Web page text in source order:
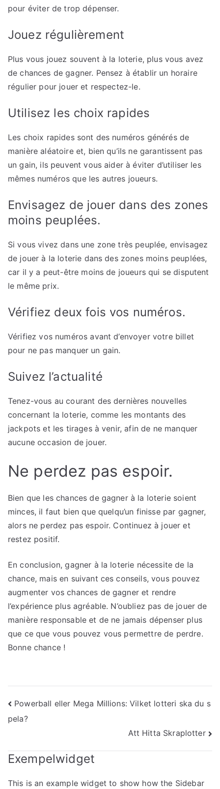
pour éviter de trop dépenser.
Jouez régulièrement
Plus vous jouez souvent à la loterie, plus vous avez
de chances de gagner. Pensez à établir un horaire
régulier pour jouer et respectez-le.
Utilisez les choix rapides
Les choix rapides sont des numéros générés de
manière aléatoire et, bien qu’ils ne garantissent pas
un gain, ils peuvent vous aider à éviter d’utiliser les
mêmes numéros que les autres joueurs.
Envisagez de jouer dans des zones
moins peuplées.
Si vous vivez dans une zone très peuplée, envisagez
de jouer à la loterie dans des zones moins peuplées,
car il y a peut-être moins de joueurs qui se disputent
le même prix.
Vérifiez deux fois vos numéros.
Vérifiez vos numéros avant d’envoyer votre billet
pour ne pas manquer un gain.
Suivez l’actualité
Tenez-vous au courant des dernières nouvelles
concernant la loterie, comme les montants des
jackpots et les tirages à venir, afin de ne manquer
aucune occasion de jouer.
Ne perdez pas espoir.
Bien que les chances de gagner à la loterie soient
minces, il faut bien que quelqu’un finisse par gagner,
alors ne perdez pas espoir. Continuez à jouer et
restez positif.
En conclusion, gagner à la loterie nécessite de la
chance, mais en suivant ces conseils, vous pouvez
augmenter vos chances de gagner et rendre
l’expérience plus agréable. N’oubliez pas de jouer de
manière responsable et de ne jamais dépenser plus
que ce que vous pouvez vous permettre de perdre.
Bonne chance !
Inläggsnavigering
Powerball eller Mega Millions: Vilket lotteri ska du s
pela?
Att Hitta Skraplotter
Exempelwidget
This is an example widget to show how the Sidebar